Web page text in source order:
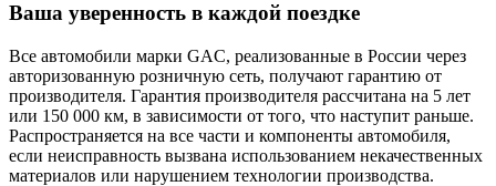
Ваша уверенность в каждой поездке
Все автомобили марки GAC, реализованные в России через
авторизованную розничную сеть, получают гарантию от
производителя. Гарантия производителя рассчитана на 5 лет
или 150 000 км, в зависимости от того, что наступит раньше.
Распространяется на все части и компоненты автомобиля,
если неисправность вызвана использованием некачественных
материалов или нарушением технологии производства.